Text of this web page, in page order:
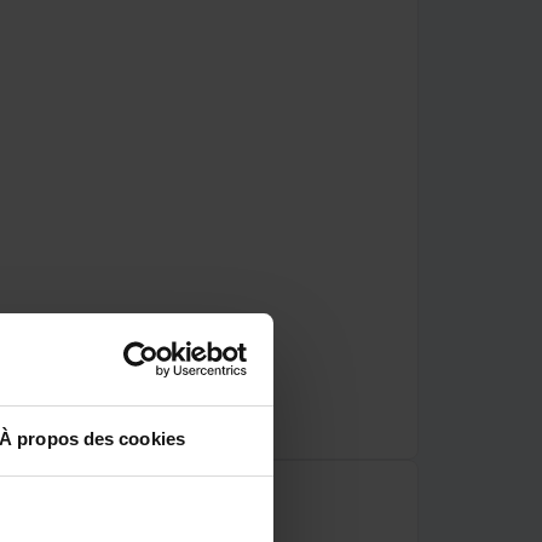
À propos des cookies